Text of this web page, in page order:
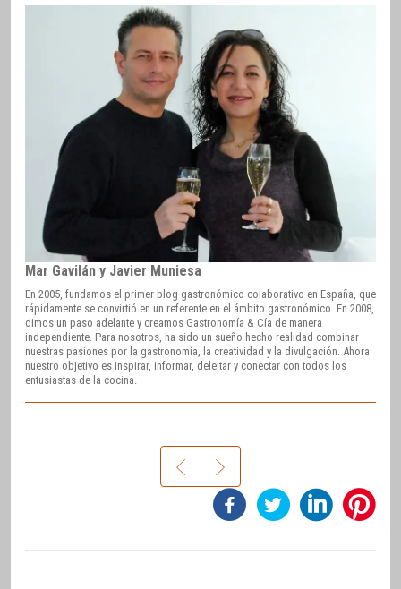
Mar Gavilán y Javier Muniesa
En 2005, fundamos el primer blog gastronómico colaborativo en España, que
rápidamente se convirtió en un referente en el ámbito gastronómico. En 2008,
dimos un paso adelante y creamos Gastronomía & Cía de manera
independiente. Para nosotros, ha sido un sueño hecho realidad combinar
nuestras pasiones por la gastronomía, la creatividad y la divulgación. Ahora
nuestro objetivo es inspirar, informar, deleitar y conectar con todos los
entusiastas de la cocina.